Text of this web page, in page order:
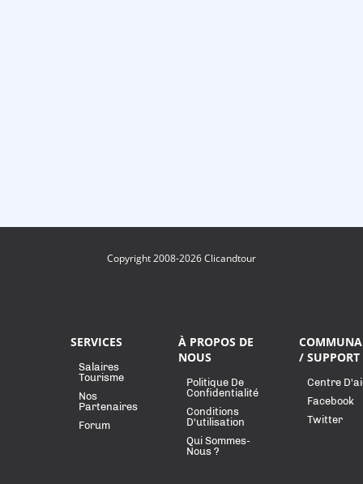
Copyright 2008-2026 Clicandtour
SERVICES
Salaires
Tourisme
Nos
Partenaires
Forum
À PROPOS DE
NOUS
Politique De
Confidentialité
Conditions
D'utilisation
Qui Sommes-
Nous ?
/ SUPPORT
Centre
Facebook
Twitter